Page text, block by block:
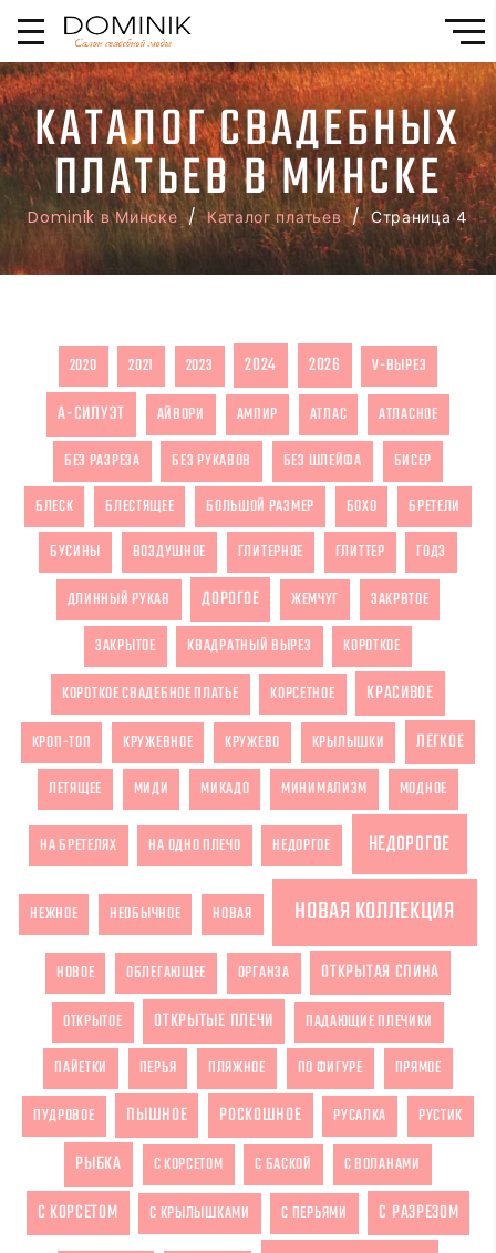
КАТАЛОГ СВАДЕБНЫХ
ПЛАТЬЕВ В МИНСКЕ
Dominik в Минске/Каталог платьев/ Страница 4
2020 2021 2023 2024 2026 V-ВЫРЕЗ
А-СИЛУЭТ АЙВОРИ АМПИР АТЛАС АТЛАСНОЕ
БЕЗ РАЗРЕЗА БЕЗ РУКАВОВ БЕЗ ШЛЕЙФА БИСЕР
БЛЕСК БЛЕСТЯЩЕЕ БОЛЬШОЙ РАЗМЕР БОХО БРЕТЕЛИ
БУСИНЫ ВОЗДУШНОЕ ГЛИТЕРНОЕ ГЛИТТЕР ГОДЭ
ДЛИННЫЙ РУКАВ ДОРОГОЕ ЖЕМЧУГ ЗАКРВТОЕ
ЗАКРЫТОЕ КВАДРАТНЫЙ ВЫРЕЗ КОРОТКОЕ
КОРОТКОЕ СВАДЕБНОЕ ПЛАТЬЕ КОРСЕТНОЕ КРАСИВОЕ
КРОП-ТОП КРУЖЕВНОЕ КРУЖЕВО КРЫЛЫШКИ ЛЕГКОЕ
ЛЕТЯЩЕЕ МИДИ МИКАДО МИНИМАЛИЗМ МОДНОЕ
НА БРЕТЕЛЯХ НА ОДНО ПЛЕЧО НЕДОРГОЕ НЕДОРОГОЕ
НЕЖНОЕ НЕОБЫЧНОЕ НОВАЯ НОВАЯ КОЛЛЕКЦИЯ
НОВОЕ ОБЛЕГАЮЩЕЕ ОРГАНЗА ОТКРЫТАЯ СПИНА
ОТКРЫТОЕ ОТКРЫТЫЕ ПЛЕЧИ ПАДАЮЩИЕ ПЛЕЧИКИ
ПАЙЕТКИ ПЕРЬЯ ПЛЯЖНОЕ ПО ФИГУРЕ ПРЯМОЕ
ПУДРОВОЕ ПЫШНОЕ РОСКОШНОЕ РУСАЛКА РУСТИК
РЫБКА С КОРСЕТОМ С БАСКОЙ С ВОЛАНАМИ
С КОРСЕТОМ С КРЫЛЫШКАМИ С ПЕРЬЯМИ С РАЗРЕЗОМ